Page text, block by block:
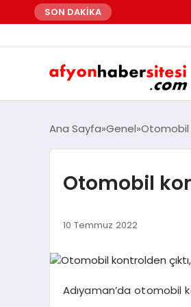
SON DAKİKA
Ana Sayfa Genel Otomobil
Otomobil
10 Temmuz 2022
Adıyaman’da otomobil